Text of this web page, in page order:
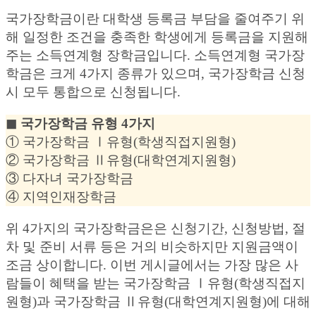
국가장학금이란 대학생 등록금 부담을 줄여주기 위
해 일정한 조건을 충족한 학생에게 등록금을 지원해
주는 소득연계형 장학금입니다. 소득연계형 국가장
학금은 크게 4가지 종류가 있으며, 국가장학금 신청
시 모두 통합으로 신청됩니다.
◼︎ 국가장학금 유형 4가지
① 국가장학금 Ⅰ유형(학생직접지원형)
② 국가장학금 Ⅱ유형(대학연계지원형)
③ 다자녀 국가장학금
④ 지역인재장학금
위 4가지의 국가장학금은은 신청기간, 신청방법, 절
차 및 준비 서류 등은 거의 비슷하지만 지원금액이
조금 상이합니다. 이번 게시글에서는 가장 많은 사
람들이 혜택을 받는 국가장학금 Ⅰ유형(학생직접지
원형)과 국가장학금 Ⅱ유형(대학연계지원형)에 대해